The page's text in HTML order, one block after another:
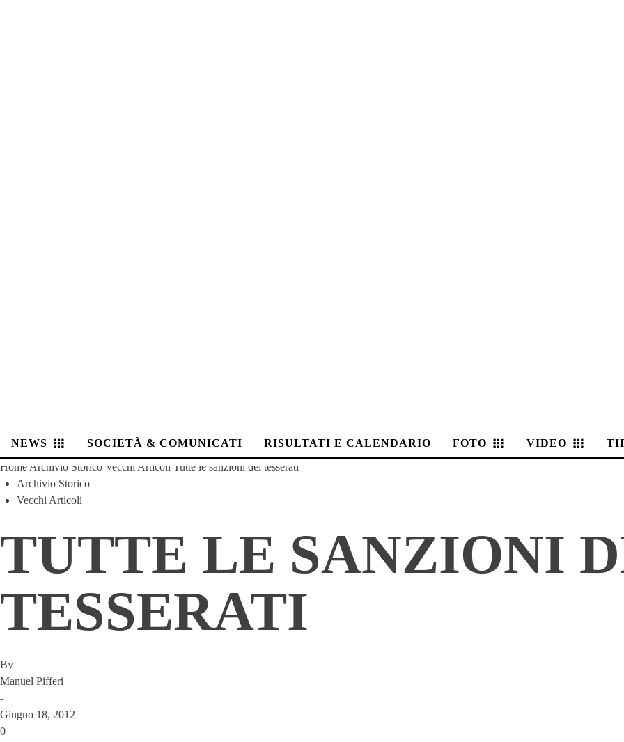
NEWS SOCIETÀ & COMUNICATI RISULTATI E CALENDARIO FOTO VIDEO
Home Archivio Storico Vecchi Articoli Tutte le sanzioni dei tesserati
Archivio Storico
Vecchi Articoli
TUTTE LE SANZIONI
TESSERATI
By
Manuel Pifferi
-
Giugno 18, 2012
0